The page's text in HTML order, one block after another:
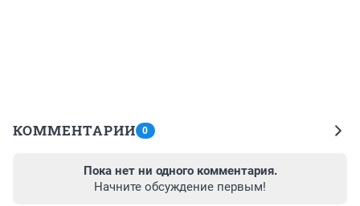
КОММЕНТАРИИ 0
Пока нет ни одного комментария.
Начните обсуждение первым!